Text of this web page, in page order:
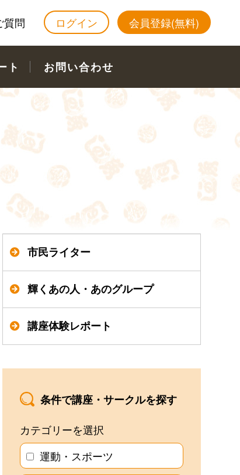
質問 ログイン 会員登録(無料)
ト お問い合わせ
市民ライター
輝くあの人・あのグループ
講座体験レポート
条件で講座・サークルを探す
カテゴリーを選択
運動・スポーツ